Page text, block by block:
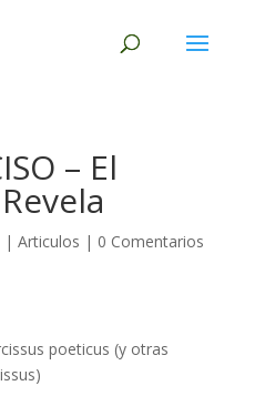
– El
| Articulos | 0 Comentarios
poeticus (y otras
)